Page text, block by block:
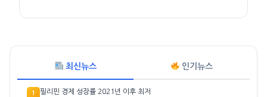
최신뉴스 인기뉴스
1 필리핀 경제 성장률 2021년 이후 최저